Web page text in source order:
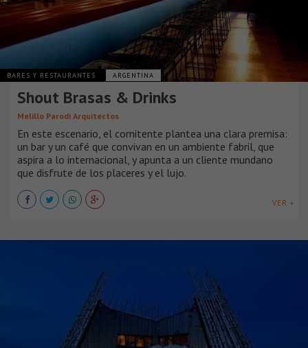
BARES Y RESTAURANTES ARGENTINA
Shout Brasas & Drinks
Melillo Parodi Arquitectos
En este escenario, el comitente plantea una clara premisa:
un bar y un café que convivan en un ambiente fabril, que
aspira a lo internacional, y apunta a un cliente mundano
que disfrute de los placeres y el lujo.
VER +